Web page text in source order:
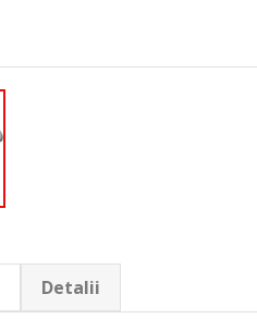
Detalii